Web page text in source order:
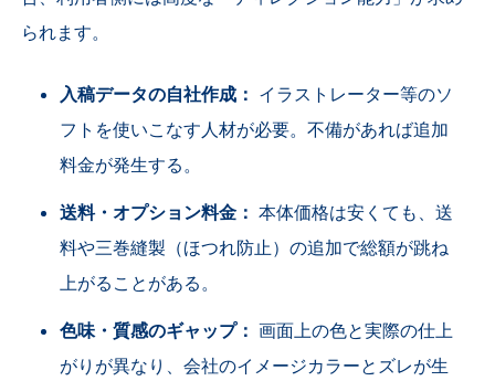
られます。
入稿データの自社作成： イラストレーター等のソ
フトを使いこなす人材が必要。不備があれば追加
料金が発生する。
送料・オプション料金： 本体価格は安くても、送
料や三巻縫製（ほつれ防止）の追加で総額が跳ね
上がることがある。
色味・質感のギャップ： 画面上の色と実際の仕上
がりが異なり、会社のイメージカラーとズレが生